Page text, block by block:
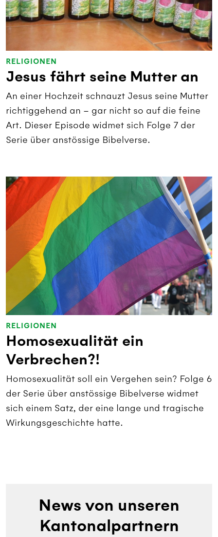
RELIGIONEN
Jesus fährt seine Mutter an
An einer Hochzeit schnauzt Jesus seine Mutter
richtiggehend an – gar nicht so auf die feine
Art. Dieser Episode widmet sich Folge 7 der
Serie über anstössige Bibelverse.
RELIGIONEN
Homosexualität ein
Verbrechen?!
Homosexualität soll ein Vergehen sein? Folge 6
der Serie über anstössige Bibelverse widmet
sich einem Satz, der eine lange und tragische
Wirkungsgeschichte hatte.
News von unseren
Kantonalpartnern